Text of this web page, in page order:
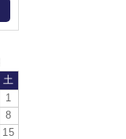
土
1
8
15